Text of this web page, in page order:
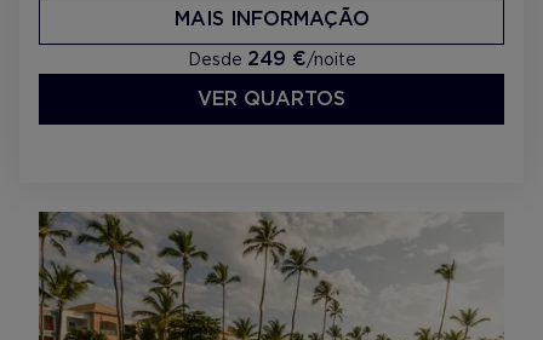
Desde 249 €/noite
MAIS INFORMAÇÃO
VER QUARTOS